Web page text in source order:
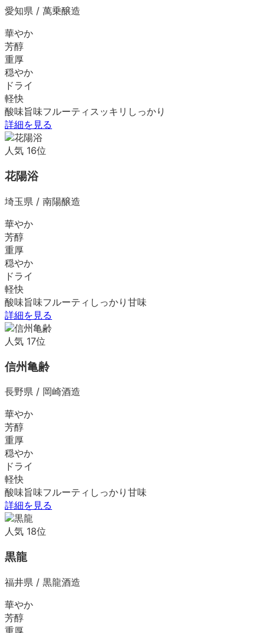
愛知県 / 萬乗醸造
華やか
芳醇
重厚
穏やか
ドライ
軽快
酸味旨味フルーティ スッキリ しっかり
詳細を見る
人気 16位
花陽浴
埼玉県 / 南陽醸造
華やか
芳醇
重厚
穏やか
ドライ
軽快
酸味旨味フルーティ しっかり 甘味
詳細を見る
人気 17位
信州亀齢
長野県 / 岡崎酒造
華やか
芳醇
重厚
穏やか
ドライ
軽快
酸味旨味フルーティ しっかり 甘味
詳細を見る
人気 18位
黒龍
福井県 / 黒龍酒造
華やか
芳醇
重厚